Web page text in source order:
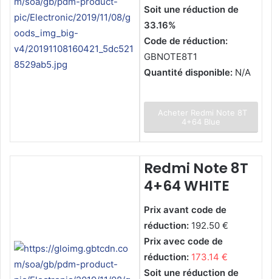
Soit une réduction de
33.16%
Code de réduction:
GBNOTE8T1
Quantité disponible: N/A
Acheter Redmi Note 8T
4+64 Blue
Redmi Note 8T
4+64 WHITE
Prix avant code de
réduction: 192.50 €
Prix avec code de
réduction: 173.14 €
Soit une réduction de